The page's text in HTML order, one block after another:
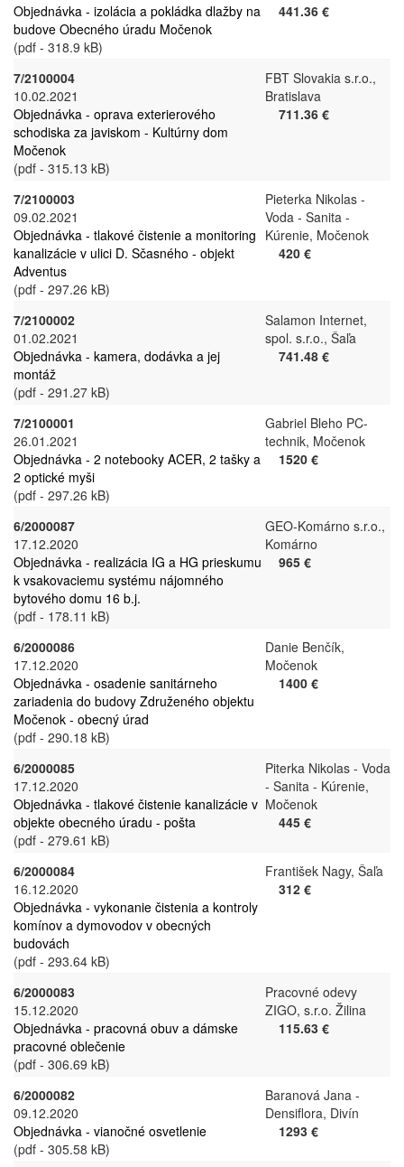
Objednávka - izolácia a pokládka dlažby na
budove Obecného úradu Močenok
(pdf - 318.9 kB)
441.36 €
7/2100004
10.02.2021
Objednávka - oprava exterierového
schodiska za javiskom - Kultúrny dom
Močenok
(pdf - 315.13 kB)
FBT Slovakia s.r.o.,
Bratislava
711.36 €
7/2100003
09.02.2021
Objednávka - tlakové čistenie a monitoring
kanalizácie v ulici D. Sčasného - objekt
Adventus
(pdf - 297.26 kB)
Pieterka Nikolas -
Voda - Sanita -
Kúrenie, Močenok
420 €
7/2100002
01.02.2021
Objednávka - kamera, dodávka a jej
montáž
(pdf - 291.27 kB)
Salamon Internet,
spol. s.r.o., Šaľa
741.48 €
7/2100001
26.01.2021
Objednávka - 2 notebooky ACER, 2 tašky a
2 optické myši
(pdf - 297.26 kB)
Gabriel Bleho PC-
technik, Močenok
1520 €
6/2000087
17.12.2020
Objednávka - realizácia IG a HG prieskumu
k vsakovaciemu systému nájomného
bytového domu 16 b.j.
(pdf - 178.11 kB)
GEO-Komárno s.r.o.,
Komárno
965 €
6/2000086
17.12.2020
Objednávka - osadenie sanitárneho
zariadenia do budovy Združeného objektu
Močenok - obecný úrad
(pdf - 290.18 kB)
Danie Benčík,
Močenok
1400 €
6/2000085
17.12.2020
Objednávka - tlakové čistenie kanalizácie v
objekte obecného úradu - pošta
(pdf - 279.61 kB)
Piterka Nikolas - Voda
- Sanita - Kúrenie,
Močenok
445 €
6/2000084
16.12.2020
Objednávka - vykonanie čistenia a kontroly
komínov a dymovodov v obecných
budovách
(pdf - 293.64 kB)
František Nagy, Šaľa
312 €
6/2000083
15.12.2020
Objednávka - pracovná obuv a dámske
pracovné oblečenie
(pdf - 306.69 kB)
Pracovné odevy
ZIGO, s.r.o. Žilina
115.63 €
6/2000082
09.12.2020
Objednávka - vianočné osvetlenie
(pdf - 305.58 kB)
Baranová Jana -
Densiflora, Divín
1293 €